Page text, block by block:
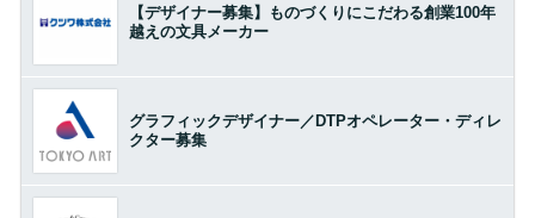
【デザイナー募集】ものづくりにこだわる創業100年
越えの文具メーカー
グラフィックデザイナー／DTPオペレーター・ディレ
クター募集